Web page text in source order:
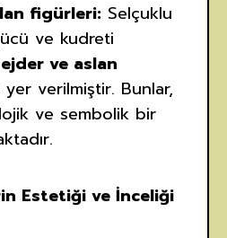
figürleri: Selçuklu
ve kudreti
ejder ve aslan
yer verilmiştir. Bunlar,
ve sembolik bir
Estetiği ve İnceliği